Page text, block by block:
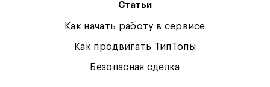
Статьи
Как начать работу в сервисе
Как продвигать ТипТопы
Безопасная сделка